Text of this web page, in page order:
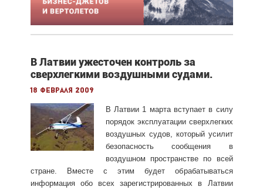
В Латвии ужесточен контроль за
сверхлегкими воздушными судами.
18 февраля 2009
В Латвии 1 марта вступает в силу
порядок эксплуатации сверхлегких
воздушных судов, который усилит
безопасность сообщения в
воздушном пространстве по всей
стране. Вместе с этим будет обрабатываться
информация обо всех зарегистрированных в Латвии